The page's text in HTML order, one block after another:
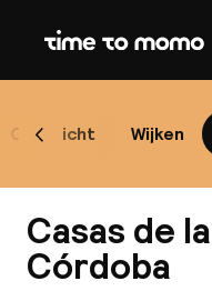
Home
Overzicht Wijken
Scroll naar links
Casas de
Córdoba